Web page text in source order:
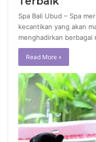
Spa Bali Ubud – Spa
kecantikan yang akan
menghadirkan berbagai
Read More »